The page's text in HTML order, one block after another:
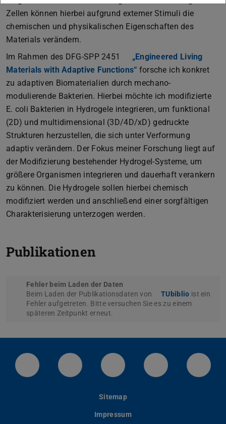
Zellen können hierbei aufgrund externer Stimuli die
chemischen und physikalischen Eigenschaften des
Materials verändern.
Im Rahmen des DFG-SPP 2451
„Engineered Living
Materials with Adaptive Functions“ forsche ich konkret
zu adaptiven Biomaterialien durch mechano-
modulierende Bakterien. Hierbei möchte ich modifizierte
E. coli Bakterien in Hydrogele integrieren, um funktional
(2D) und multidimensional (3D/4D/xD) gedruckte
Strukturen herzustellen, die sich unter Verformung
adaptiv verändern. Der Fokus meiner Forschung liegt auf
der Modifizierung bestehender Hydrogel-Systeme, um
größere Organismen integrieren und dauerhaft verankern
zu können. Die Hydrogele sollen hierbei chemisch
modifiziert werden und anschließend einer sorgfältigen
Charakterisierung unterzogen werden.
Publikationen
Fehler beim Laden der Daten
Beim Laden der Publikationsdaten von
TUbiblio ist ein
Fehler aufgetreten. Bitte versuchen Sie es zu einem
späteren Zeitpunkt erneut.
LinkedIn-Seite der TU Darmstadt
Instagram-Kanal der TU
Bluesky-Kanal der TU
Facebook-
Sitemap
Impressum